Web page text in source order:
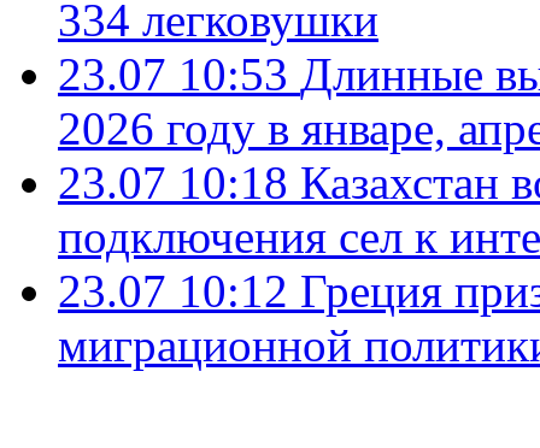
334 легковушки
23.07 10:53 Длинные
2026 году в январе,
23.07 10:18 Казахстан
подключения сел к
23.07 10:12 Греция
миграционной